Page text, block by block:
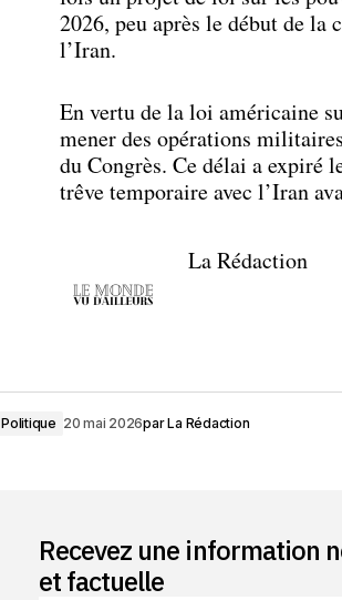
2026, peu après le début de la
l’Iran.
En vertu de la loi américaine
mener des opérations
du Congrès. Ce délai a expiré
trêve temporaire avec l’Iran
La Rédaction
Politique 20 mai 2026parLa Rédaction
Recevez une information
et factuelle